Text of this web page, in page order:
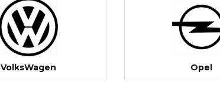
VolksWagen Opel